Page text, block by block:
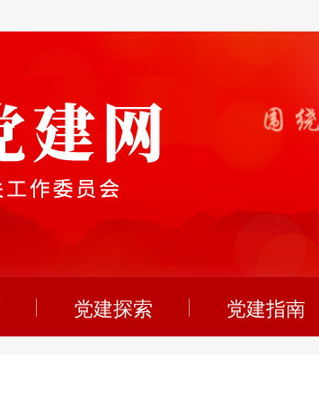
党建探索 党建指南